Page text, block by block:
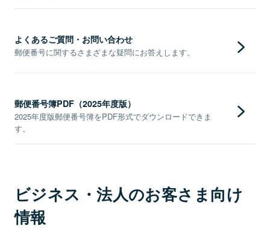
よくあるご質問・お問い合わせ
郵便番号に関するさまざまな疑問にお答えします。
郵便番号簿PDF（2025年度版）
2025年度版郵便番号簿をPDF形式でダウンロードできま
す。
ビジネス・法人のお客さま向け
情報